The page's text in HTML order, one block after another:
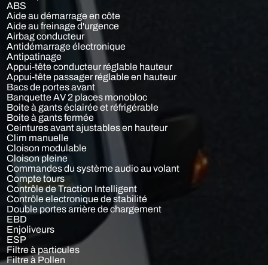
ABS
Aide au démarrage en côte
Aide au freinage d'urgence
Airbag conducteur
Antidémarrage électronique
Antipatinage
Appui-tête conducteur réglable hauteur
Appui-tête passager réglable en hauteur
Bacs de portes avant
Banquette AV 2 places monobloc
Boite à gants éclairée et réfrigérable
Boite à gants fermée
Ceintures avant ajustables en hauteur
Clim manuelle
Cloison modulable
Cloison pleine
Commandes du système audio au volant
Compte tours
Contrôle de Traction Intelligent
Contrôle electronique de stabilité
Double portes arrière de chargement
EBD
Enjoliveurs
ESP
Filtre à particules
Filtre à Pollen